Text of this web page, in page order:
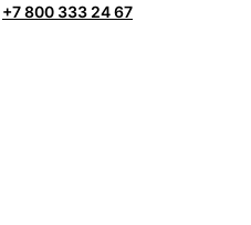
+7 800 333 24 67